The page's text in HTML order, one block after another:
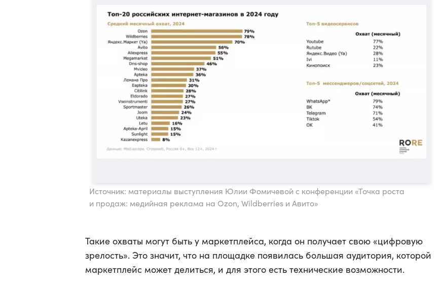
Источник: материалы выступления Юлии Фомичевой с конференции «Точка роста
и продаж: медийная реклама на Ozon, Wildberries и Авито»
Такие охваты могут быть у маркетплейса, когда он получает свою «цифровую
зрелость». Это значит, что на площадке появилась большая аудитория, которой
маркетплейс может делиться, и для этого есть технические возможности.